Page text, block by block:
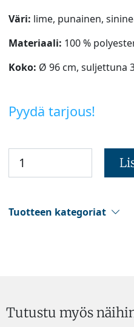
Väri: lime, punainen,
Materiaali: 100 %
Koko: Ø 96 cm, suljettuna
Pyydä tarjous!
Tuotteen kategoriat
Tutustu myös